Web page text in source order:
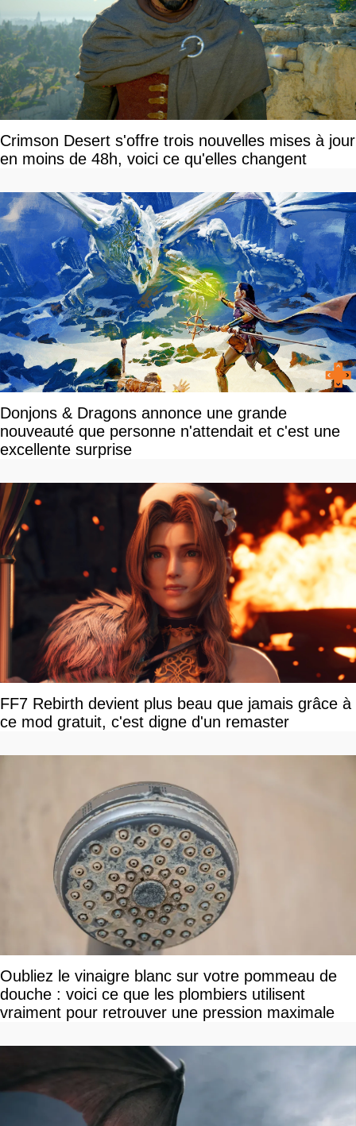
Crimson Desert s'offre trois nouvelles mises à jour
en moins de 48h, voici ce qu'elles changent
Donjons & Dragons annonce une grande
nouveauté que personne n'attendait et c'est une
excellente surprise
FF7 Rebirth devient plus beau que jamais grâce à
ce mod gratuit, c'est digne d'un remaster
Oubliez le vinaigre blanc sur votre pommeau de
douche : voici ce que les plombiers utilisent
vraiment pour retrouver une pression maximale